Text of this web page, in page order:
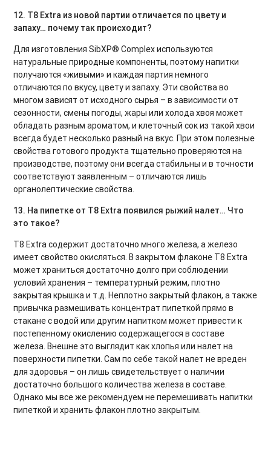
12. T8 Extra из новой партии отличается по цвету и
запаху… почему так происходит?
Для изготовления SibXP® Complex используются
натуральные природные компоненты, поэтому напитки
получаются «живыми» и каждая партия немного
отличаются по вкусу, цвету и запаху. Эти свойства во
многом зависят от исходного сырья – в зависимости от
сезонности, смены погоды, жары или холода хвоя может
обладать разным ароматом, и клеточный сок из такой хвои
всегда будет несколько разный на вкус. При этом полезные
свойства готового продукта тщательно проверяются на
производстве, поэтому они всегда стабильны и в точности
соответствуют заявленным – отличаются лишь
органолептические свойства.
13. На пипетке от T8 Extra появился рыжий налет… Что
это такое?
T8 Extra содержит достаточно много железа, а железо
имеет свойство окисляться. В закрытом флаконе Т8 Extra
может храниться достаточно долго при соблюдении
условий хранения – температурный режим, плотно
закрытая крышка и т.д. Неплотно закрытый флакон, а также
привычка размешивать концентрат пипеткой прямо в
стакане с водой или другим напитком может привести к
постепенному окислению содержащегося в составе
железа. Внешне это выглядит как хлопья или налет на
поверхности пипетки. Сам по себе такой налет не вреден
для здоровья – он лишь свидетельствует о наличии
достаточно большого количества железа в составе.
Однако мы все же рекомендуем не перемешивать напитки
пипеткой и хранить флакон плотно закрытым.